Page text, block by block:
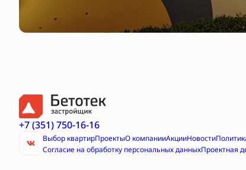
+7 (351) 750-16-16
Выбор квартирПроектыО компанииАкцииНовости
Согласие на обработку персональных данныхПроектная